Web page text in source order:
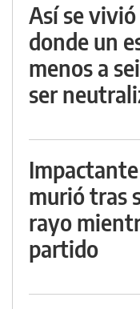
Así se
donde un
menos a
ser
murió tras
rayo
partido